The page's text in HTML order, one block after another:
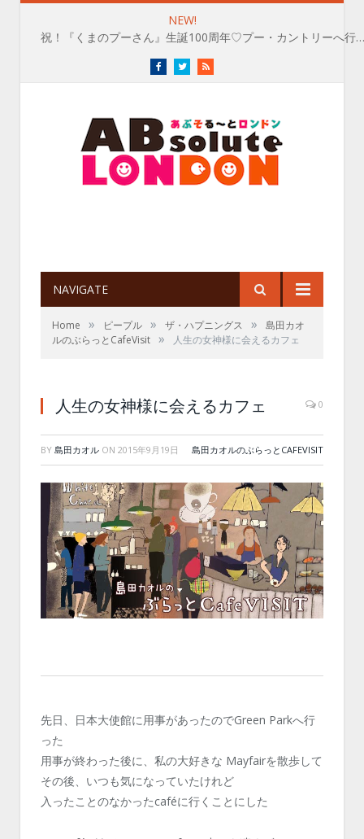
NEW!
玖保キリコが見た👀ベリー・ブリティッシュ
FacebookTwitterRSS
NAVIGATE
Home » ピープル » ザ・ハプニングス »
島田カオ
ルのぶらっとCafeVisit » 人生の女神様に会えるカフェ
人生の女神様に会えるカフェ 0
BY 島田カオル ON 2015年9月19日 島田カオルのぶらっとCAFEVISIT
先日、日本大使館に用事があったのでGreen Parkへ行
った
用事が終わった後に、私の大好きな Mayfairを散歩して
その後、いつも気になっていたけれど
入ったことのなかったcaféに行くことにした